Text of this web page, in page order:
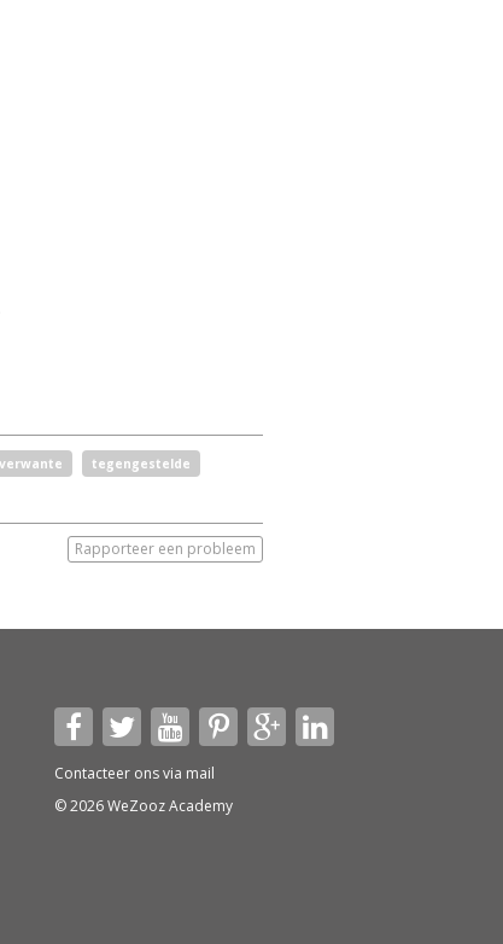
verwante
tegengestelde
Rapporteer een probleem
Contacteer ons via mail
© 2026 WeZooz Academy